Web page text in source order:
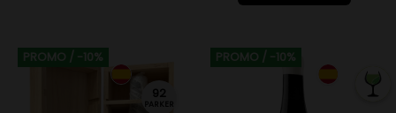
PROMO / -10%
92
PARKER
PROMO / -10%